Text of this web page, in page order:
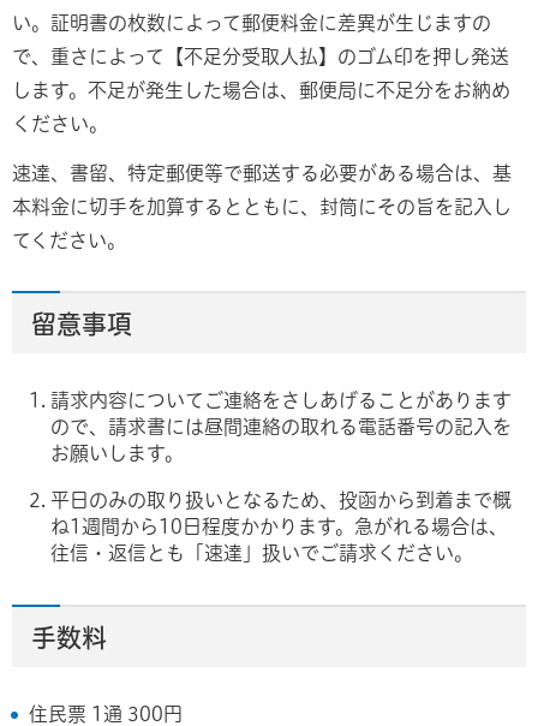
い。証明書の枚数によって郵便料金に差異が生じますの
で、重さによって【不足分受取人払】のゴム印を押し発送
します。不足が発生した場合は、郵便局に不足分をお納め
ください。
速達、書留、特定郵便等で郵送する必要がある場合は、基
本料金に切手を加算するとともに、封筒にその旨を記入し
てください。
留意事項
請求内容についてご連絡をさしあげることがあります
ので、請求書には昼間連絡の取れる電話番号の記入を
お願いします。
平日のみの取り扱いとなるため、投函から到着まで概
ね1週間から10日程度かかります。急がれる場合は、
往信・返信とも「速達」扱いでご請求ください。
手数料
住民票 1通 300円